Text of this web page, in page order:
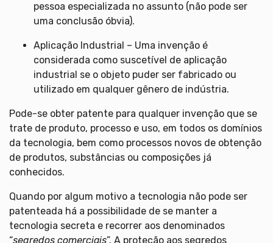
pessoa especializada no assunto (não pode ser
uma conclusão óbvia).
Aplicação Industrial – Uma invenção é
considerada como suscetível de aplicação
industrial se o objeto puder ser fabricado ou
utilizado em qualquer gênero de indústria.
Pode-se obter patente para qualquer invenção que se
trate de produto, processo e uso, em todos os domínios
da tecnologia, bem como processos novos de obtenção
de produtos, substâncias ou composições já
conhecidos.
Quando por algum motivo a tecnologia não pode ser
patenteada há a possibilidade de se manter a
tecnologia secreta e recorrer aos denominados
“segredos comerciais”. A proteção aos segredos